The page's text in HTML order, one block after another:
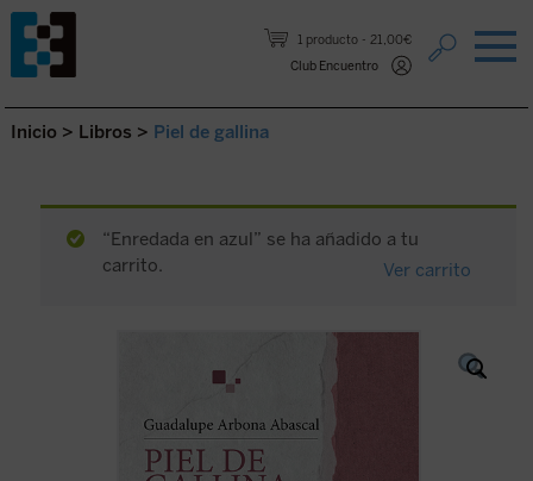
1 producto
21,00€
Club Encuentro
Saltar al contenido.
Inicio > Libros > Piel de gallina
“Enredada en azul” se ha añadido a tu
carrito.
Ver carrito